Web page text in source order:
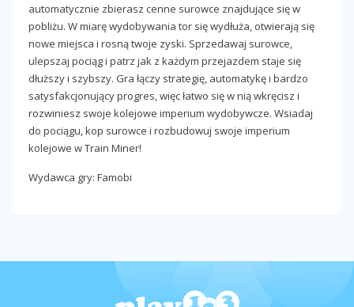
automatycznie zbierasz cenne surowce znajdujące się w
pobliżu. W miarę wydobywania tor się wydłuża, otwierają się
nowe miejsca i rosną twoje zyski. Sprzedawaj surowce,
ulepszaj pociąg i patrz jak z każdym przejazdem staje się
dłuższy i szybszy. Gra łączy strategię, automatykę i bardzo
satysfakcjonujący progres, więc łatwo się w nią wkręcisz i
rozwiniesz swoje kolejowe imperium wydobywcze. Wsiadaj
do pociągu, kop surowce i rozbudowuj swoje imperium
kolejowe w Train Miner!
Wydawca gry: Famobi